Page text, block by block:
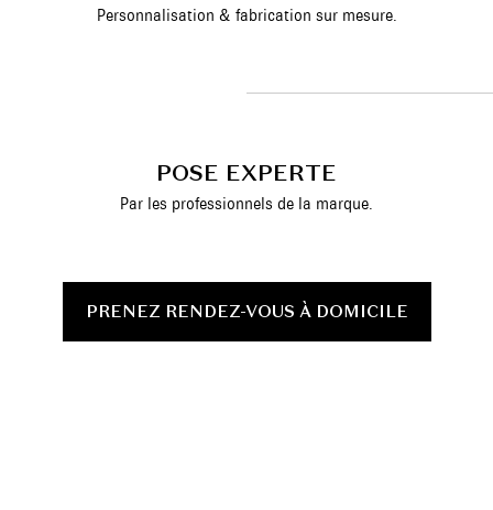
Personnalisation & fabrication sur mesure.
POSE EXPERTE
Par les professionnels de la marque.
PRENEZ RENDEZ-VOUS À DOMICILE